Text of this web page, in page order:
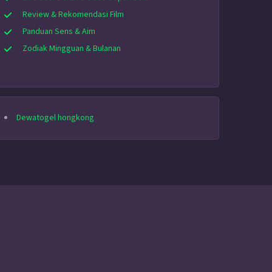
Review & Rekomendasi Film
Panduan Sens & Aim
Zodiak Mingguan & Bulanan
Dewatogel hongkong